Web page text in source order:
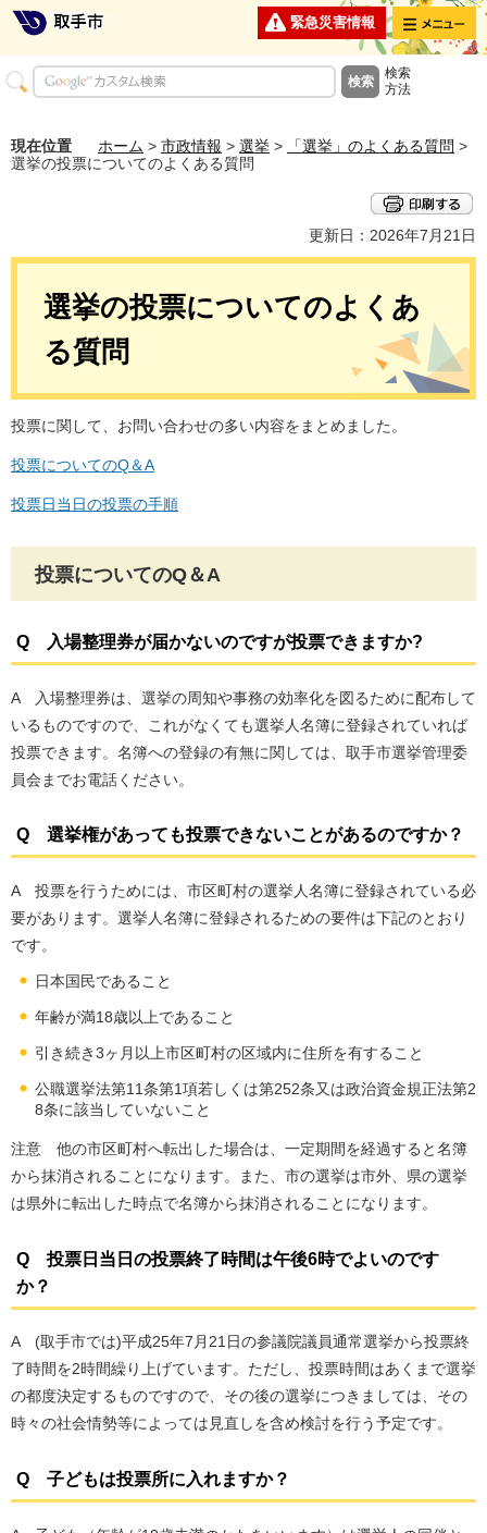
緊急災害情報 メニュー
検索
方法
現在位置 ホーム > 市政情報 > 選挙 > 「選挙」のよくある質問 >
選挙の投票についてのよくある質問
更新日：2026年7月21日
選挙の投票についてのよくあ
る質問
投票に関して、お問い合わせの多い内容をまとめました。
投票についてのQ＆A
投票日当日の投票の手順
投票についてのQ＆A
Q 入場整理券が届かないのですが投票できますか?
A 入場整理券は、選挙の周知や事務の効率化を図るために配布して
いるものですので、これがなくても選挙人名簿に登録されていれば
投票できます。名簿への登録の有無に関しては、取手市選挙管理委
員会までお電話ください。
Q 選挙権があっても投票できないことがあるのですか？
A 投票を行うためには、市区町村の選挙人名簿に登録されている必
要があります。選挙人名簿に登録されるための要件は下記のとおり
です。
日本国民であること
年齢が満18歳以上であること
引き続き3ヶ月以上市区町村の区域内に住所を有すること
公職選挙法第11条第1項若しくは第252条又は政治資金規正法第2
8条に該当していないこと
注意 他の市区町村へ転出した場合は、一定期間を経過すると名簿
から抹消されることになります。また、市の選挙は市外、県の選挙
は県外に転出した時点で名簿から抹消されることになります。
Q 投票日当日の投票終了時間は午後6時でよいのです
か？
A (取手市では)平成25年7月21日の参議院議員通常選挙から投票終
了時間を2時間繰り上げています。ただし、投票時間はあくまで選挙
の都度決定するものですので、その後の選挙につきましては、その
時々の社会情勢等によっては見直しを含め検討を行う予定です。
Q 子どもは投票所に入れますか？